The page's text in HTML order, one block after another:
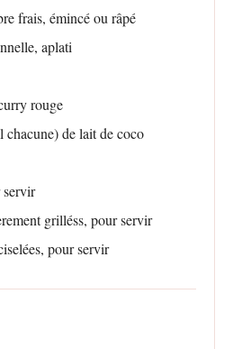
frais, émincé ou râpé
aplati
rouge
de lait de coco
servir
grilléss, pour servir
pour servir